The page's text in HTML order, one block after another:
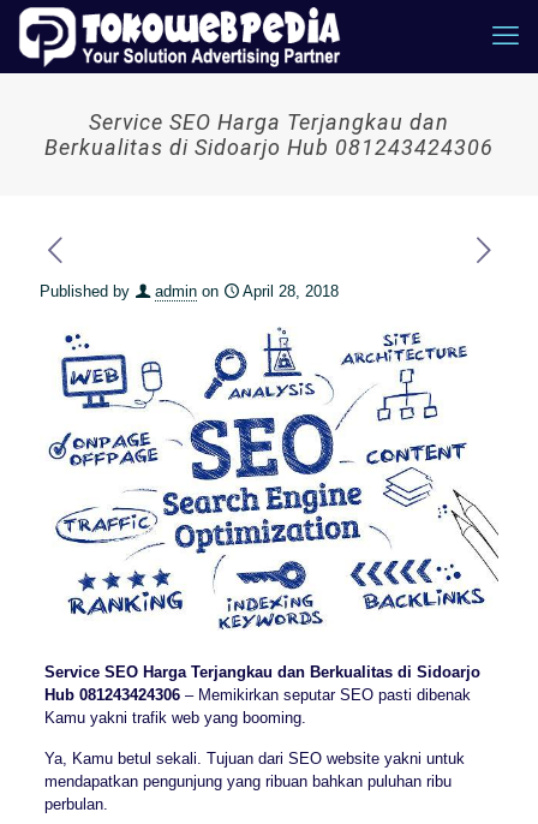
Service SEO Harga Terjangkau dan
Berkualitas di Sidoarjo Hub 081243424306
Published by admin on April 28, 2018
Service SEO Harga Terjangkau dan Berkualitas di Sidoarjo
Hub 081243424306– Memikirkan seputar SEO pasti dibenak
Kamu yakni trafik web yang booming.
Ya, Kamu betul sekali. Tujuan dari SEO website yakni untuk
mendapatkan pengunjung yang ribuan bahkan puluhan ribu
perbulan.